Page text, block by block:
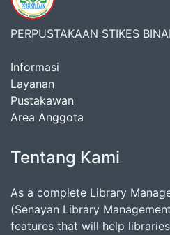
PERPUSTAKAAN STIKES
Informasi
Layanan
Pustakawan
Area Anggota
Tentang Kami
As a complete Library
(Senayan Library
features that will help